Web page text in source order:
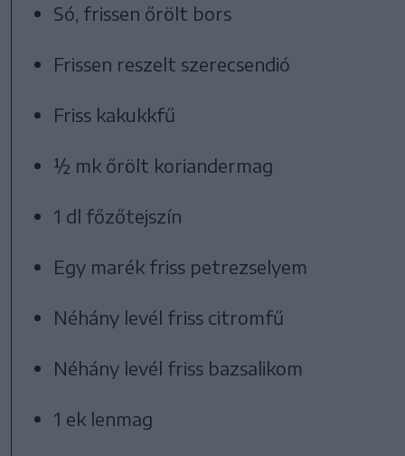
Só, frissen őrölt bors
Frissen reszelt szerecsendió
Friss kakukkfű
½ mk őrölt koriandermag
1 dl főzőtejszín
Egy marék friss petrezselyem
Néhány levél friss citromfű
Néhány levél friss bazsalikom
1 ek lenmag